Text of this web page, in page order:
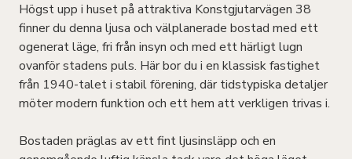
Högst upp i huset på attraktiva Konstgjutarvägen 38
finner du denna ljusa och välplanerade bostad med ett
ogenerat läge, fri från insyn och med ett härligt lugn
ovanför stadens puls. Här bor du i en klassisk fastighet
från 1940-talet i stabil förening, där tidstypiska detaljer
möter modern funktion och ett hem att verkligen trivas i.
Bostaden präglas av ett fint ljusinsläpp och en